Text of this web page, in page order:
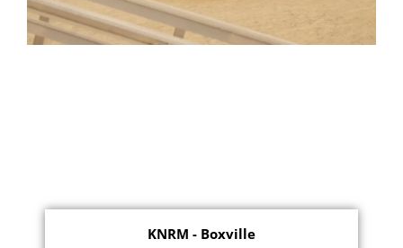
KNRM - Boxville